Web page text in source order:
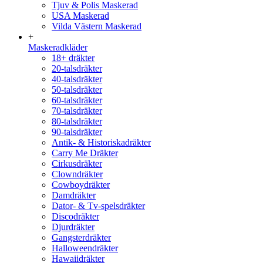
Tjuv & Polis Maskerad
USA Maskerad
Vilda Västern Maskerad
+
Maskeradkläder
18+ dräkter
20-talsdräkter
40-talsdräkter
50-talsdräkter
60-talsdräkter
70-talsdräkter
80-talsdräkter
90-talsdräkter
Antik- & Historiskadräkter
Carry Me Dräkter
Cirkusdräkter
Clowndräkter
Cowboydräkter
Damdräkter
Dator- & Tv-spelsdräkter
Discodräkter
Djurdräkter
Gangsterdräkter
Halloweendräkter
Hawaiidräkter